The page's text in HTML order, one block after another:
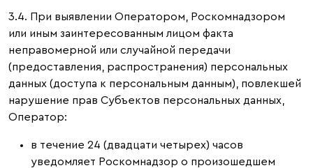
3.4. При выявлении Оператором, Роскомнадзором
или иным заинтересованным лицом факта
неправомерной или случайной передачи
(предоставления, распространения) персональных
данных (доступа к персональным данным), повлекшей
нарушение прав Субъектов персональных данных,
Оператор:
в течение 24 (двадцати четырех) часов
уведомляет Роскомнадзор о произошедшем